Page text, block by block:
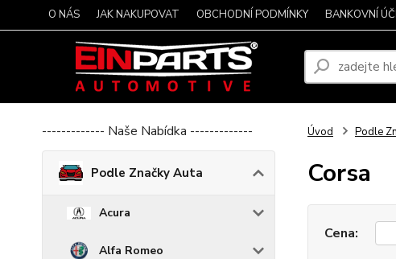
O NÁS JAK NAKUPOVAT OBCHODNÍ PODMÍNKY BANKOVNÍ
------------- Naše Nabídka -------------
Podle Značky Auta
Acura
Alfa Romeo
Úvod Podle
Corsa
Cena: